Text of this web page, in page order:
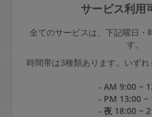
サービス利用
全てのサービスは、下記曜日・
す。
時間帯は3種類あります。いずれ
- AM 9:00 ~
- PM 13:00 ~
- 夜 18:00 ~